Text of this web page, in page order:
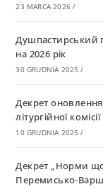
23 MARCA 2026 /
Душпастирський
на 2026 рік
30 GRUDNIA 2025 /
Декрет
літургійної комісії
10 GRUDNIA 2025 /
Декрет „Норми
Перемисько-